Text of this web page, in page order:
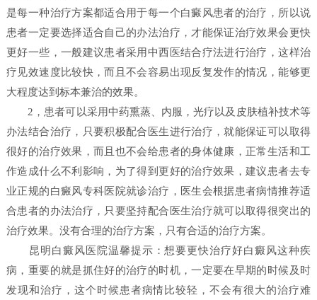
是每一种治疗方案都适合用于每一个白癜风患者的治疗，所以说
患者一定要选择适合自己的办法治疗，才能保证治疗效果会更快
更好一些，一般建议患者采用中西医结合疗法进行治疗，这样治
疗见效速度比较快，而且不会容易出现反复发作的情况，能够更
大程度达到标本兼治的效果。
2，患者可以采用中药熏蒸、内服，光疗以及皮肤植补技术等
办法结合治疗，只要积极配合医生进行治疗，就能保证可以取得
很好的治疗效果，而且也不会给患者的身体健康，正常生活和工
作造成什么不利影响，为了得到更好的治疗效果，建议患者去专
业正规的白癜风专科医院就诊治疗，医生会根据患者病情推荐适
合患者的办法治疗，只要坚持配合医生治疗就可以取得很突出的
治疗效果。没有合理的治疗方案，只有合适的治疗方案。
昆明白癜风医院温馨提示：想要更快治疗好白癜风这种疾
病，重要的就是抓住好的治疗的时机，一定要在早期的时候及时
发现和治疗，这个时候患者病情比较轻，不会有很大的治疗难